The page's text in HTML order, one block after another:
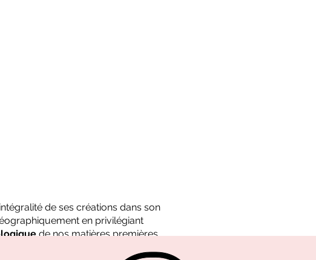
de ses créations dans son
en privilégiant
de nos matières premières.